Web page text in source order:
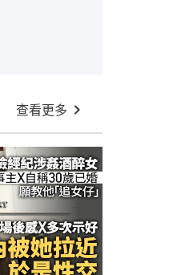
查看更多